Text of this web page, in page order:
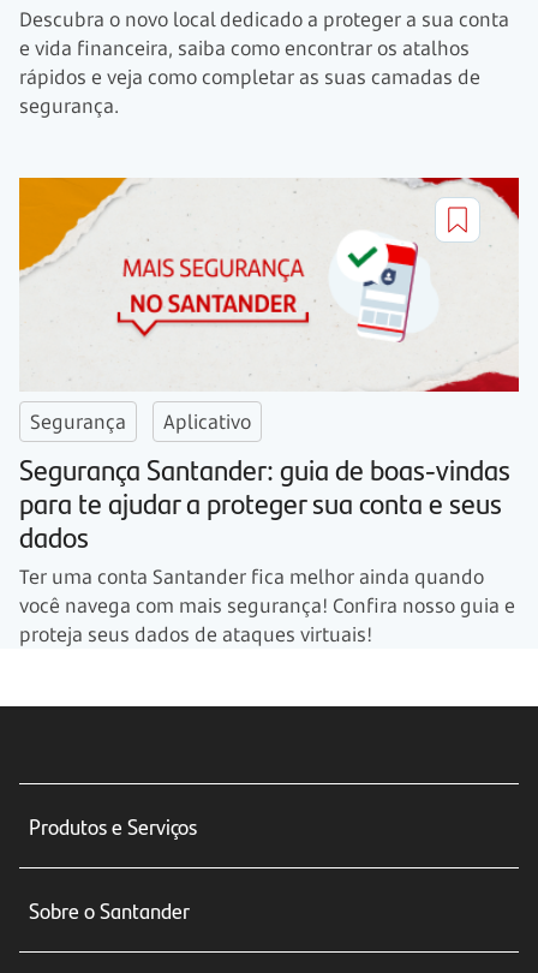
Descubra o novo local dedicado a proteger a sua conta
e vida financeira, saiba como encontrar os atalhos
rápidos e veja como completar as suas camadas de
segurança.
Segurança Aplicativo
Segurança Santander: guia de boas-vindas
para te ajudar a proteger sua conta e seus
dados
Ter uma conta Santander fica melhor ainda quando
você navega com mais segurança! Confira nosso guia e
proteja seus dados de ataques virtuais!
Produtos e Serviços
Sobre o Santander